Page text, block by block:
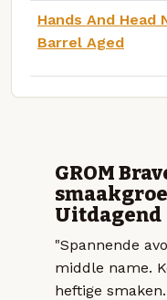
Hands And Head
Barrel Aged
GROM
Uitdagend
"Spannende
middle name.
heftige